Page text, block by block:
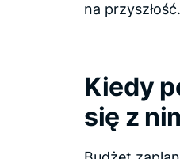
na przyszłość.
Kiedy
się z